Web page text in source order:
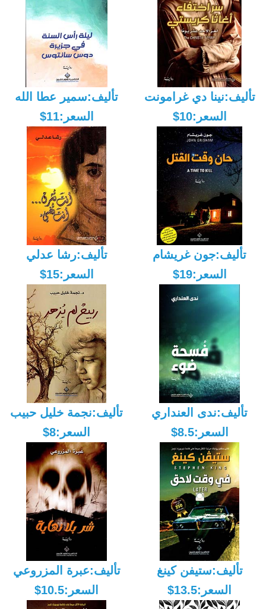
تأليف:نينا دي غرامونت
السعر:10$
تأليف:سمير عطا الله
السعر:11$
تأليف:جون غريشام
السعر:19$
تأليف:رشا عدلي
السعر:15$
تأليف:ندى العنداري
السعر:8.5$
تأليف:نجمة خليل حبيب
السعر:8$
تأليف:ستيفن كينغ
السعر:13.5$
تأليف:عبرة المزروعي
السعر:10.5$